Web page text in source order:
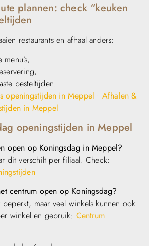
plannen: check “keuken
restaurants en afhaal anders:
besteltijden.
openingstijden in Meppel • Afhalen &
in Meppel
openingstijden in Meppel
open op Koningsdag in Meppel?
dit verschilt per filiaal. Check:
centrum open op Koningsdag?
maar veel winkels kunnen ook
winkel en gebruik: Centrum